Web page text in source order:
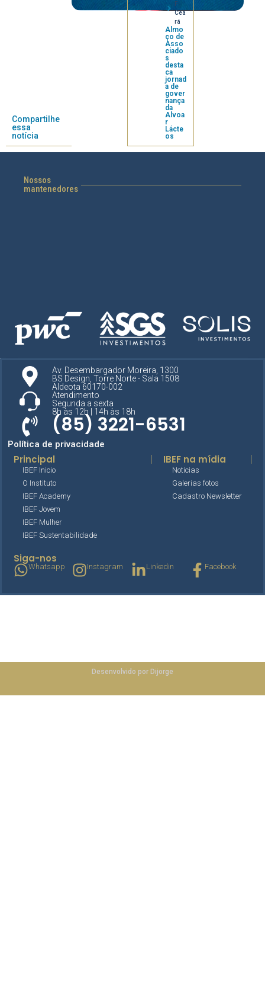
Compartilhe
essa
notícia
F
Cea
rá
Almo
ço de
Asso
ciado
s
desta
ca
jornad
a de
gover
nança
da
Alvoa
r
Lácte
os
Nossos
mantenedores
Av. Desembargador Moreira, 1300
BS Design, Torre Norte - Sala 1508
Aldeota 60170-002
Atendimento
Segunda a sexta
8h às 12h | 14h às 18h
(85) 3221-6531
Política de privacidade
Principal
IBEF Inicio
O Instituto
IBEF Academy
IBEF Jovem
IBEF Mulher
IBEF Sustentabilidade
IBEF na mídia
Noticias
Galerias fotos
Cadastro Newsletter
Siga-nos
Whatsapp Instagram Linkedin Facebook
Desenvolvido por Dijorge